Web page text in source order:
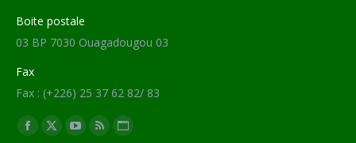
Boite postale
03 BP 7030 Ouagadougou 03
Fax
Fax : (+226) 25 37 62 82/ 83
Trouvez nous sur :
Facebook
X
YouTube
RSS Site